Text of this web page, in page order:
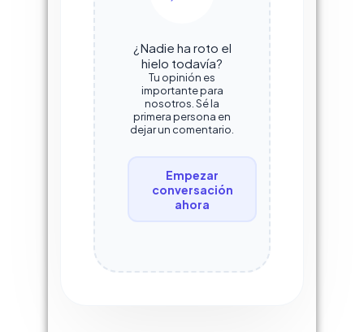
¿Nadie ha roto el
hielo todavía?
Tu opinión es
importante para
nosotros. Sé la
primera persona en
dejar un comentario.
Empezar
conversación
ahora